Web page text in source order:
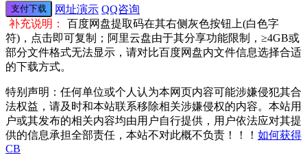
支付下载 网址演示 QQ咨询
补充说明：
百度网盘提取码在其右侧灰色按钮上(白色字
符)，点击即可复制；阿里云盘由于其分享功能限制，≥4GB或
部分文件格式无法显示，请对比百度网盘内文件信息选择合适
的下载方式。
特别声明：任何单位或个人认为本网页内容可能涉嫌侵犯其合
法权益，请及时和本站联系移除相关涉嫌侵权的内容。本站用
户或其发布的相关内容均由用户自行提供，用户依法应对其提
供的信息承担全部责任，本站不对此概不负责！！！ 如何获得
CB